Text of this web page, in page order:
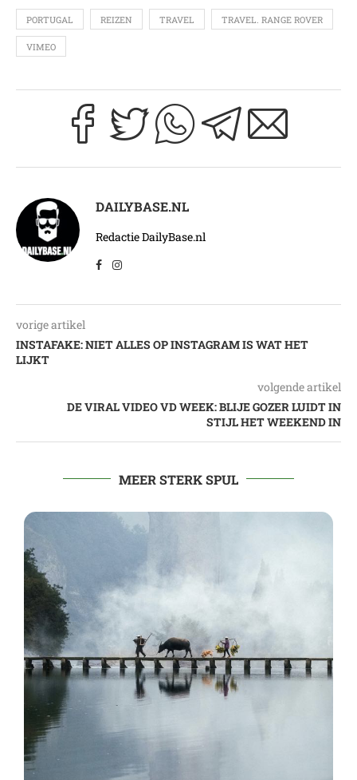
PORTUGAL REIZEN TRAVEL TRAVEL. RANGE ROVER
VIMEO
DAILYBASE.NL
Redactie DailyBase.nl
vorige artikel
INSTAFAKE: NIET ALLES OP INSTAGRAM IS WAT HET
LIJKT
volgende artikel
DE VIRAL VIDEO VD WEEK: BLIJE GOZER LUIDT IN
STIJL HET WEEKEND IN
MEER STERK SPUL